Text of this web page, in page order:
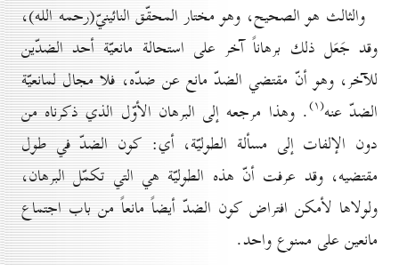
والثالث هو الصحيح، وهو مختار المحقّق النائينيّ(رحمه الله)،
وقد جَعَل ذلك برهاناً آخر على استحالة مانعيّة أحد الضدّين
للآخر، وهو أنّ مقتضي الضدّ مانع عن ضدّه، فلا مجال لمانعيّة
الضدّ عنه(۱) . وهذا مرجعه إلى البرهان الأوّل الذي ذكرناه من
دون الإلفات إلى مسألة الطوليّة، أي: كون الضدّ في طول
مقتضيه، وقد عرفت أنّ هذه الطوليّة هي التي تكمّل البرهان،
ولولاها لأمكن افتراض كون الضدّ أيضاً مانعاً من باب اجتماع
مانعين على ممنوع واحد.